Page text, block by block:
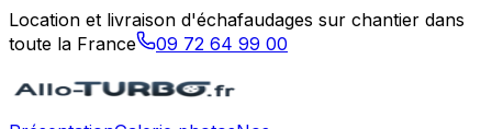
Location et livraison d'échafaudages sur chantier dans
toute la France
09 72 64 99 00